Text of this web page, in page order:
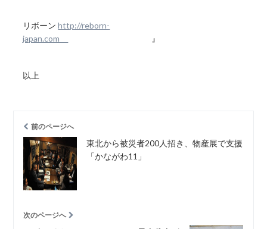
リボーンhttp://reborn-
japan.com
』
以上
前のページへ
東北から被災者200人招き、物産展で支援
「かながわ11」
次のページへ